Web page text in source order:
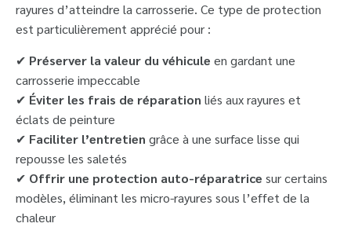
rayures d’atteindre la carrosserie. Ce type de protection
est particulièrement apprécié pour :
✔ Préserver la valeur du véhicule en gardant une
carrosserie impeccable
✔ Éviter les frais de réparation liés aux rayures et
éclats de peinture
✔ Faciliter l’entretien grâce à une surface lisse qui
repousse les saletés
✔ Offrir une protection auto-réparatrice sur certains
modèles, éliminant les micro-rayures sous l’effet de la
chaleur